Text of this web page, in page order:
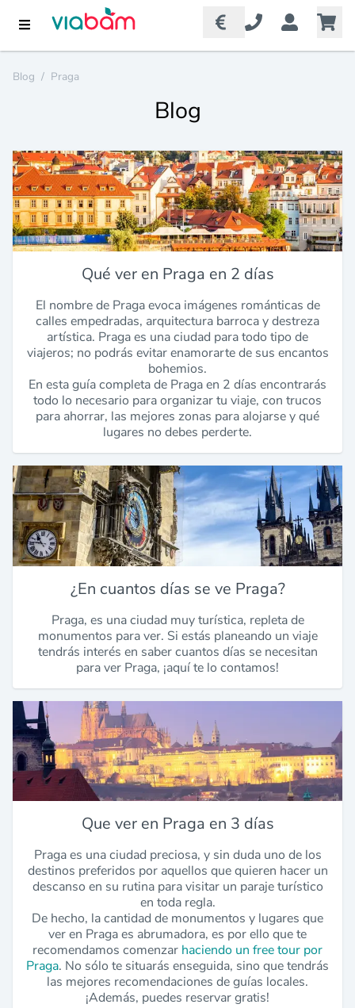
Blog / Praga
Blog
Qué ver en Praga en 2 días
El nombre de Praga evoca imágenes románticas de
calles empedradas, arquitectura barroca y destreza
artística. Praga es una ciudad para todo tipo de
viajeros; no podrás evitar enamorarte de sus encantos
bohemios.
En esta guía completa de Praga en 2 días encontrarás
todo lo necesario para organizar tu viaje, con trucos
para ahorrar, las mejores zonas para alojarse y qué
lugares no debes perderte.
¿En cuantos días se ve Praga?
Praga, es una ciudad muy turística, repleta de
monumentos para ver. Si estás planeando un viaje
tendrás interés en saber cuantos días se necesitan
para ver Praga, ¡aquí te lo contamos!
Que ver en Praga en 3 días
Praga es una ciudad preciosa, y sin duda uno de los
destinos preferidos por aquellos que quieren hacer un
descanso en su rutina para visitar un paraje turístico
en toda regla.
De hecho, la cantidad de monumentos y lugares que
ver en Praga es abrumadora, es por ello que te
recomendamos comenzar haciendo un free tour por
Praga. No sólo te situarás enseguida, sino que tendrás
las mejores recomendaciones de guías locales.
¡Además, puedes reservar gratis!